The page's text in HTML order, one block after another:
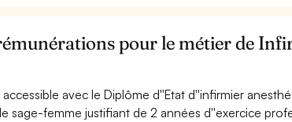
pour le métier de
avec le Diplôme d''Etat d''infirmier
sage-femme justifiant de 2 années d''exercice